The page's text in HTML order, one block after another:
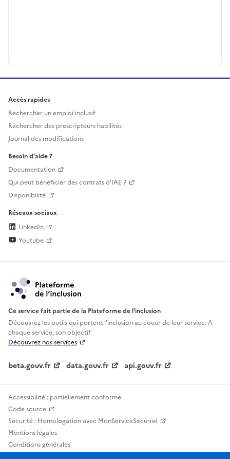
Accès rapides
Rechercher un emploi inclusif
Rechercher des prescripteurs habilités
Journal des modifications
Besoin d'aide ?
Documentation
Qui peut bénéficier des contrats d'IAE ?
Disponibilité
Réseaux sociaux
LinkedIn
Youtube
Ce service fait partie de la Plateforme de l’inclusion
Découvrez les outils qui portent l'inclusion aucoeur de leur service. A
chaque service, son objectif.
Découvrez nos services
beta.gouv.fr data.gouv.fr api.gouv.fr
Accessibilité : partiellement conforme
Code source
Sécurité : Homologation avec MonServiceSécurisé
Mentions légales
Conditions générales